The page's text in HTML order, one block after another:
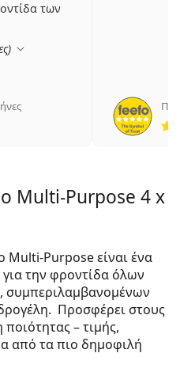
των
)
από 5
Multi-Purpose 4 x
Purpose είναι ένα
την φροντίδα όλων
Προσφέρει στους
– τιμής,
από τα πιο δημοφιλή